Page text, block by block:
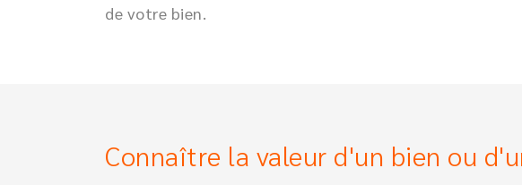
de votre bien.
Connaître la valeur d'un bien ou